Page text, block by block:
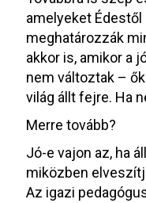
amelyeket
meghatározzák
akkor is, amikor a
nem változtak –
világ állt fejre. Ha
Merre tovább?
Jó-e vajon az, ha
miközben
Az igazi